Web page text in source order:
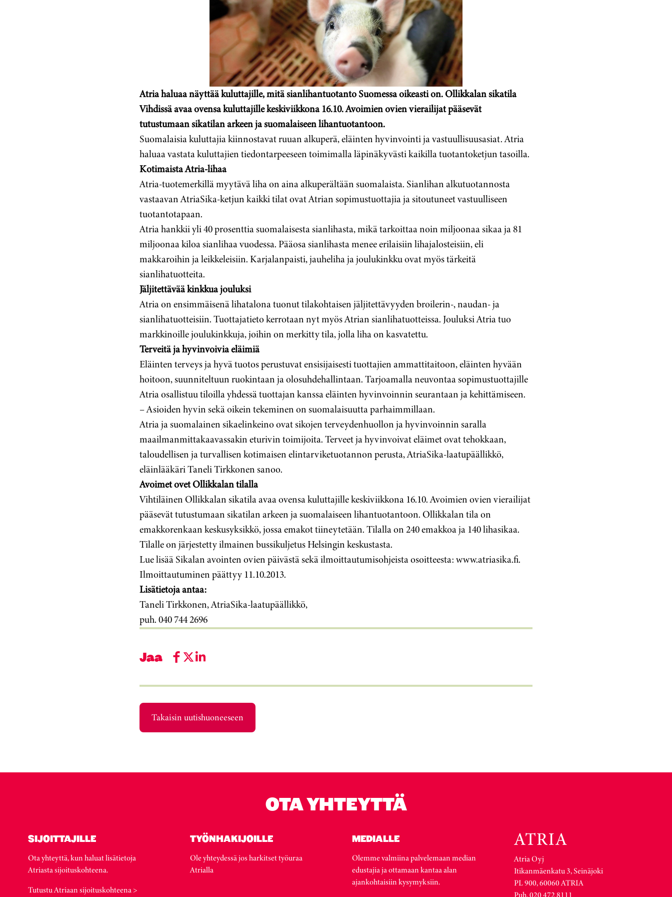
Atria haluaa näyttää kuluttajille, mitä sianlihantuotanto Suomessa oikeasti on. Ollikkalan sikatila
Vihdissä avaa ovensa kuluttajille keskiviikkona 16.10. Avoimien ovien vierailijat pääsevät
tutustumaan sikatilan arkeen ja suomalaiseen lihantuotantoon.
Suomalaisia kuluttajia kiinnostavat ruuan alkuperä, eläinten hyvinvointi ja vastuullisuusasiat. Atria
haluaa vastata kuluttajien tiedontarpeeseen toimimalla läpinäkyvästi kaikilla tuotantoketjun tasoilla.
Kotimaista Atria-lihaa
Atria-tuotemerkillä myytävä liha on aina alkuperältään suomalaista. Sianlihan alkutuotannosta
vastaavan AtriaSika-ketjun kaikki tilat ovat Atrian sopimustuottajia ja sitoutuneet vastuulliseen
tuotantotapaan.
Atria hankkii yli 40 prosenttia suomalaisesta sianlihasta, mikä tarkoittaa noin miljoonaa sikaa ja 81
miljoonaa kiloa sianlihaa vuodessa. Pääosa sianlihasta menee erilaisiin lihajalosteisiin, eli
makkaroihin ja leikkeleisiin. Karjalanpaisti, jauheliha ja joulukinkku ovat myös tärkeitä
sianlihatuotteita.
Jäljitettävää kinkkua jouluksi
Atria on ensimmäisenä lihatalona tuonut tilakohtaisen jäljitettävyyden broilerin-, naudan- ja
sianlihatuotteisiin. Tuottajatieto kerrotaan nyt myös Atrian sianlihatuotteissa. Jouluksi Atria tuo
markkinoille joulukinkkuja, joihin on merkitty tila, jolla liha on kasvatettu.
Terveitä ja hyvinvoivia eläimiä
Eläinten terveys ja hyvä tuotos perustuvat ensisijaisesti tuottajien ammattitaitoon, eläinten hyvään
hoitoon, suunniteltuun ruokintaan ja olosuhdehallintaan. Tarjoamalla neuvontaa sopimustuottajille
Atria osallistuu tiloilla yhdessä tuottajan kanssa eläinten hyvinvoinnin seurantaan ja kehittämiseen.
– Asioiden hyvin sekä oikein tekeminen on suomalaisuutta parhaimmillaan.
Atria ja suomalainen sikaelinkeino ovat sikojen terveydenhuollon ja hyvinvoinnin saralla
maailmanmittakaavassakin eturivin toimijoita. Terveet ja hyvinvoivat eläimet ovat tehokkaan,
taloudellisen ja turvallisen kotimaisen elintarviketuotannon perusta, AtriaSika-laatupäällikkö,
eläinlääkäri Taneli Tirkkonen sanoo.
Avoimet ovet Ollikkalan tilalla
Vihtiläinen Ollikkalan sikatila avaa ovensa kuluttajille keskiviikkona 16.10. Avoimien ovien vierailijat
pääsevät tutustumaan sikatilan arkeen ja suomalaiseen lihantuotantoon. Ollikkalan tila on
emakkorenkaan keskusyksikkö, jossa emakot tiineytetään. Tilalla on 240 emakkoa ja 140 lihasikaa.
Tilalle on järjestetty ilmainen bussikuljetus Helsingin keskustasta.
Lue lisää Sikalan avointen ovien päivästä sekä ilmoittautumisohjeista osoitteesta: www.atriasika.fi.
Ilmoittautuminen päättyy 11.10.2013.
Lisätietoja antaa:
Taneli Tirkkonen, AtriaSika-laatupäällikkö,
puh. 040 744 2696
Jaa
Takaisin uutishuoneeseen
OTA YHTEYTTÄ
SIJOITTAJILLE
Ota yhteyttä, kun haluat lisätietoja
Atriasta sijoituskohteena.
Tutustu Atriaan sijoituskohteena >
TYÖNHAKIJOILLE
Ole yhteydessä jos harkitset työuraa
Atrialla
MEDIALLE
Olemme valmiina palvelemaan median
edustajia ja ottamaan kantaa alan
ajankohtaisiin kysymyksiin.
Atria Oyj
Itikanmäenkatu 3, Seinäjoki
PL 900, 60060 ATRIA
Puh. 020 472 8111